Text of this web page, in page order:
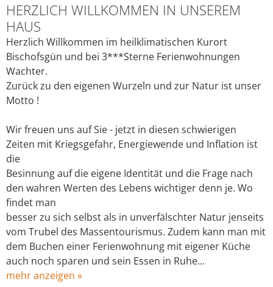
HERZLICH WILLKOMMEN IN UNSEREM
HAUS
Herzlich Willkommen im heilklimatischen Kurort
Bischofsgün und bei 3***Sterne Ferienwohnungen
Wachter.
Zurück zu den eigenen Wurzeln und zur Natur ist unser
Motto !
Wir freuen uns auf Sie - jetzt in diesen schwierigen
Zeiten mit Kriegsgefahr, Energiewende und Inflation ist
die
Besinnung auf die eigene Identität und die Frage nach
den wahren Werten des Lebens wichtiger denn je. Wo
findet man
besser zu sich selbst als in unverfälschter Natur jenseits
vom Trubel des Massentourismus. Zudem kann man mit
dem Buchen einer Ferienwohnung mit eigener Küche
auch noch sparen und sein Essen in Ruhe...
mehr anzeigen »